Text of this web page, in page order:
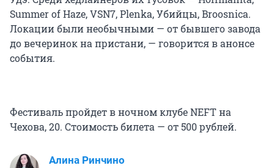
Summer of Haze, VSN7, Plenka, Убийцы, Broosnica.
Локации были необычными — от бывшего завода
до вечеринок на пристани, — говорится в анонсе
события.
Фестиваль пройдет в ночном клубе NEFT на
Чехова, 20. Стоимость билета — от 500 рублей.
Алина Ринчино